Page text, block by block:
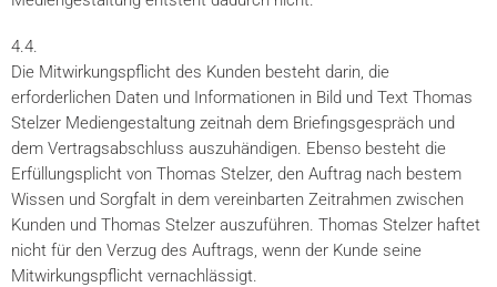
4.4.
Die Mitwirkungspflicht des Kunden besteht darin, die
erforderlichen Daten und Informationen in Bild und Text Thomas
Stelzer Mediengestaltung zeitnah dem Briefingsgespräch und
dem Vertragsabschluss auszuhändigen. Ebenso besteht die
Erfüllungsplicht von Thomas Stelzer, den Auftrag nach bestem
Wissen und Sorgfalt in dem vereinbarten Zeitrahmen zwischen
Kunden und Thomas Stelzer auszuführen. Thomas Stelzer haftet
nicht für den Verzug des Auftrags, wenn der Kunde seine
Mitwirkungspflicht vernachlässigt.